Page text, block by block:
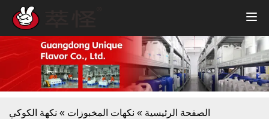
الصفحة الرئيسية » نكهات المخبوزات » نكهة الكوكي